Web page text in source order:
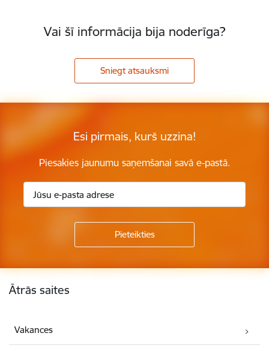
Vai šī informācija bija noderīga?
Sniegt atsauksmi
Esi pirmais, kurš uzzina!
Piesakies jaunumu saņemšanai savā e-pastā.
Kājene
Ātrās saites
Vakances